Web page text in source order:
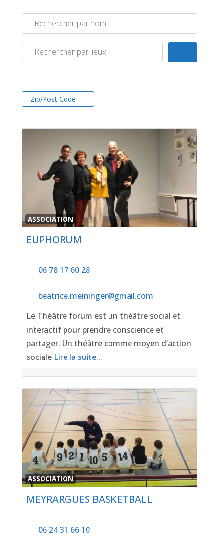
Rechercher par nom
Rechercher par lieux
Zip/Post Code
ASSOCIATION
EUPHORUM
06 78 17 60 28
beatrice.meininger@gmail.com
Le Théâtre forum est un théâtre social et
interactif pour prendre conscience et
partager. Un théâtre comme moyen d’action
sociale Lire la suite...
ASSOCIATION
MEYRARGUES BASKETBALL
06 24 31 66 10